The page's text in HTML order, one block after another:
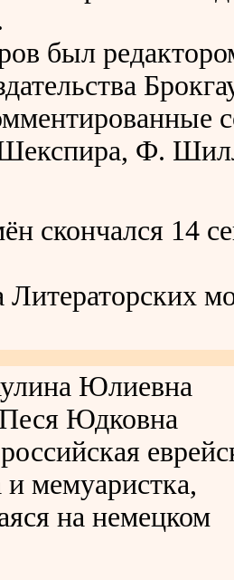
был
Ф.
скончался 14
Юлиевна
Юдковна
и мемуаристка,
на немецком